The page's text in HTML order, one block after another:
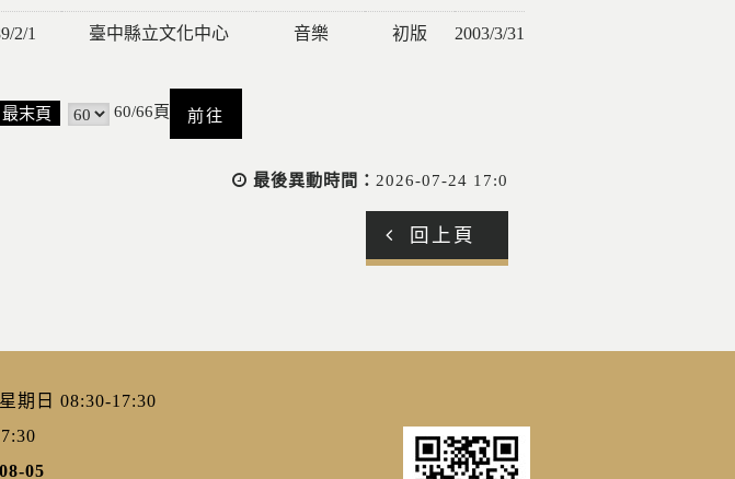
2/1 臺中縣立文化中心 音樂 初版 2003/3/31
最末頁 60/66頁
最後異動時間： 2026-07-24 17:0
回上頁
期日 08:30-17:30
05